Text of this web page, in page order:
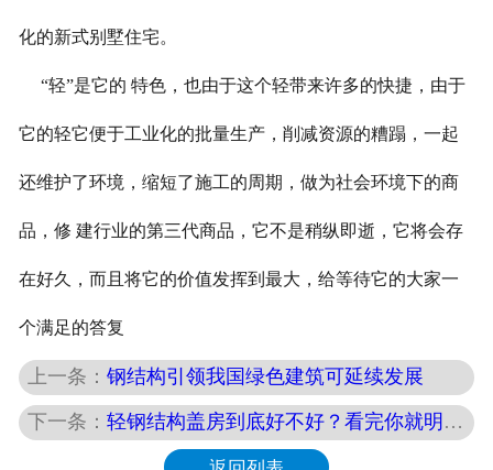
化的新式别墅住宅。
“轻”是它的 特色，也由于这个轻带来许多的快捷，由于
它的轻它便于工业化的批量生产，削减资源的糟蹋，一起
还维护了环境，缩短了施工的周期，做为社会环境下的商
品，修 建行业的第三代商品，它不是稍纵即逝，它将会存
在好久，而且将它的价值发挥到最大，给等待它的大家一
个满足的答复
上一条：钢结构引领我国绿色建筑可延续发展
下一条：轻钢结构盖房到底好不好？看完你就明白了